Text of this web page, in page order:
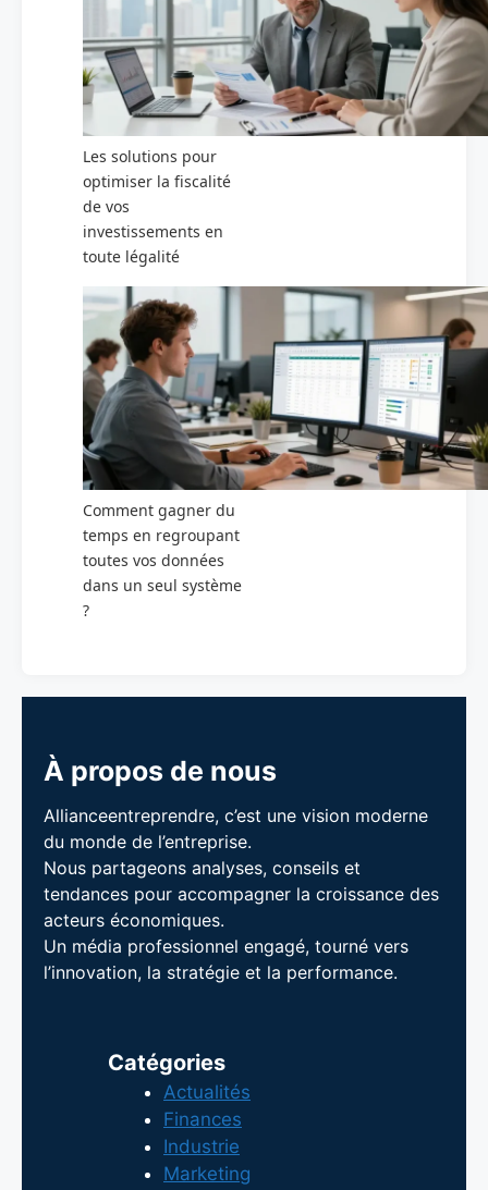
Les solutions pour
optimiser la fiscalité
de vos
investissements en
toute légalité
Comment gagner du
temps en regroupant
toutes vos données
dans un seul système
?
À propos de nous
Allianceentreprendre, c’est une vision moderne
du monde de l’entreprise.
Nous partageons analyses, conseils et
tendances pour accompagner la croissance des
acteurs économiques.
Un média professionnel engagé, tourné vers
l’innovation, la stratégie et la performance.
Catégories
Actualités
Finances
Industrie
Marketing